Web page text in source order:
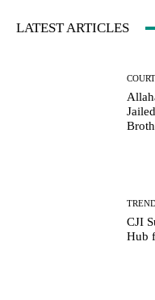
LATEST ARTICLES
CJI
Hub